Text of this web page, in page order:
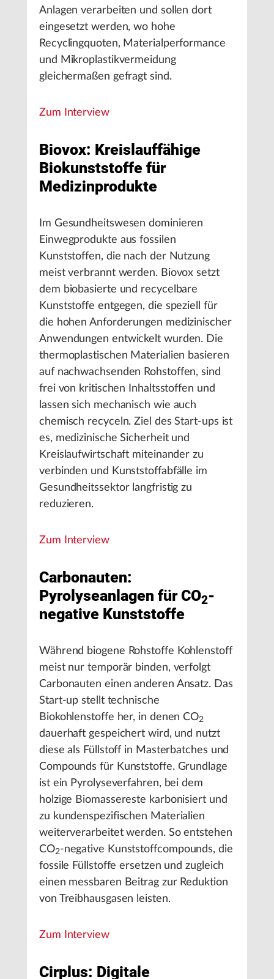
Anlagen verarbeiten und sollen dort
eingesetzt werden, wo hohe
Recyclingquoten, Materialperformance
und Mikroplastikvermeidung
gleichermaßen gefragt sind.
Zum Interview
Biovox: Kreislauffähige
Biokunststoffe für
Medizinprodukte
Im Gesundheitswesen dominieren
Einwegprodukte aus fossilen
Kunststoffen, die nach der Nutzung
meist verbrannt werden. Biovox setzt
dem biobasierte und recycelbare
Kunststoffe entgegen, die speziell für
die hohen Anforderungen medizinischer
Anwendungen entwickelt wurden. Die
thermoplastischen Materialien basieren
auf nachwachsenden Rohstoffen, sind
frei von kritischen Inhaltsstoffen und
lassen sich mechanisch wie auch
chemisch recyceln. Ziel des Start-ups ist
es, medizinische Sicherheit und
Kreislaufwirtschaft miteinander zu
verbinden und Kunststoffabfälle im
Gesundheitssektor langfristig zu
reduzieren.
Zum Interview
Carbonauten:
Pyrolyseanlagen für CO2-
negative Kunststoffe
Während biogene Rohstoffe Kohlenstoff
meist nur temporär binden, verfolgt
Carbonauten einen anderen Ansatz. Das
Start-up stellt technische
Biokohlenstoffe her, in denen CO2
dauerhaft gespeichert wird, und nutzt
diese als Füllstoff in Masterbatches und
Compounds für Kunststoffe. Grundlage
ist ein Pyrolyseverfahren, bei dem
holzige Biomassereste karbonisiert und
zu kundenspezifischen Materialien
weiterverarbeitet werden. So entstehen
CO2-negative Kunststoffcompounds, die
fossile Füllstoffe ersetzen und zugleich
einen messbaren Beitrag zur Reduktion
von Treibhausgasen leisten.
Zum Interview
Cirplus: Digitale